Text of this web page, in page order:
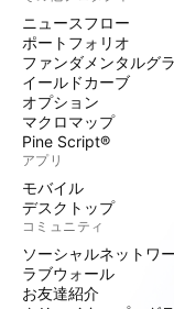
ニュースフロー
ポートフォリオ
ファンダメンタルグ
イールドカーブ
オプション
マクロマップ
Pine Script®
アプリ
モバイル
デスクトップ
コミュニティ
ソーシャルネットワ
ラブウォール
お友達紹介